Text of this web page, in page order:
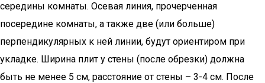
середины комнаты. Осевая линия, прочерченная
посередине комнаты, а также две (или больше)
перпендикулярных к ней линии, будут ориентиром при
укладке. Ширина плит у стены (после обрезки) должна
быть не менее 5 см, расстояние от стены – 3-4 см. После